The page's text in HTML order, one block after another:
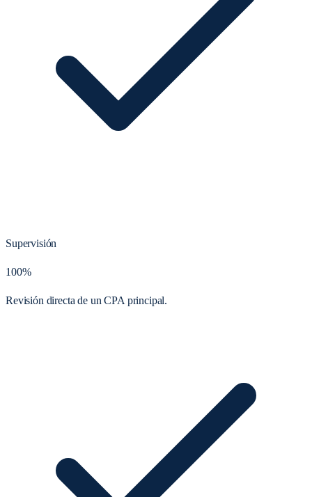
Supervisión
100%
Revisión directa de un CPA principal.